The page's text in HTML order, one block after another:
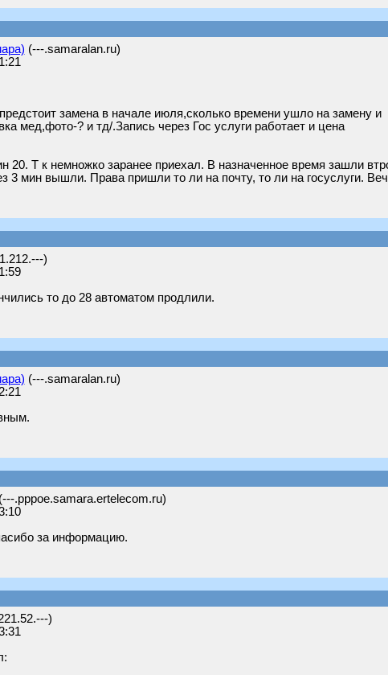
(---.samaralan.ru)
замена в начале июля,сколько времени ушло на замену и
мед,фото-? и тд/.Запись через Гос услуги работает и цена
20. Т к немножко заранее приехал. В назначенное время зашли
3 мин вышли. Права пришли то ли на почту, то ли на госуслуги.
)
то до 28 автоматом продлили.
(---.samaralan.ru)
.pppoe.samara.ertelecom.ru)
за информацию.
)